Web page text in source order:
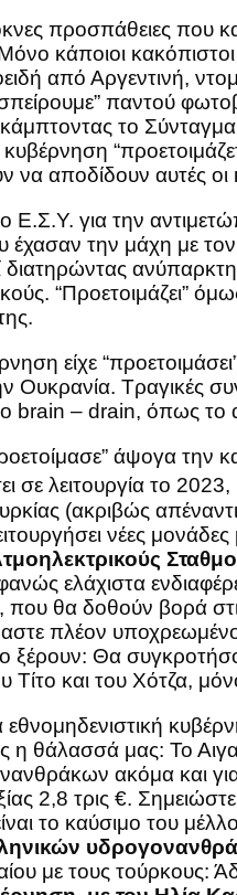
προσπάθειες που
κάποιοι
από Αργεντινή,
παντού
το
αποδίδουν αυτές οι
για την
την μάχη με
διατηρώντας
“Προετοιμάζει”
είχε
Ουκρανία. Τραγικές
brain – drain, όπως
άψογα την
σε λειτουργία το
(ακριβώς
νέες
ελάχιστα
θα δοθούν βορά
πλέον
Θα
και του Χότζα,
η θάλασσά μας: Το
ακόμα και
2,8 τρις €.
το καύσιμο του
με τους τούρκους: